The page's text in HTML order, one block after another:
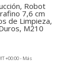
Robot
7,6 cm
de Limpieza,
M210
+00:00 - Más